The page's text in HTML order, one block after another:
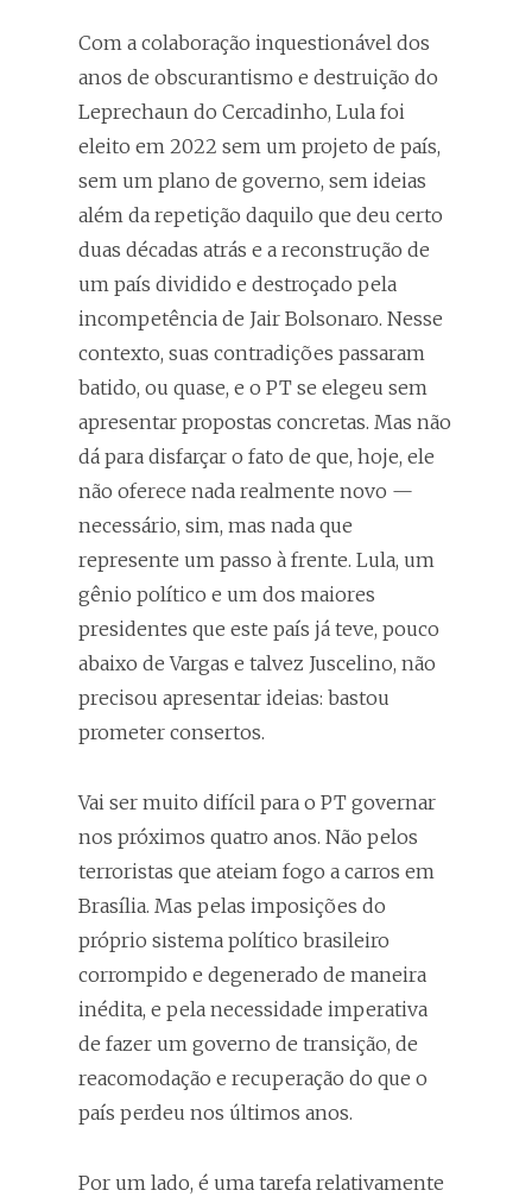
Com a colaboração inquestionável dos
anos de obscurantismo e destruição do
Leprechaun do Cercadinho, Lula foi
eleito em 2022 sem um projeto de país,
sem um plano de governo, sem ideias
além da repetição daquilo que deu certo
duas décadas atrás e a reconstrução de
um país dividido e destroçado pela
incompetência de Jair Bolsonaro. Nesse
contexto, suas contradições passaram
batido, ou quase, e o PT se elegeu sem
apresentar propostas concretas. Mas não
dá para disfarçar o fato de que, hoje, ele
não oferece nada realmente novo —
necessário, sim, mas nada que
represente um passo à frente. Lula, um
gênio político e um dos maiores
presidentes que este país já teve, pouco
abaixo de Vargas e talvez Juscelino, não
precisou apresentar ideias: bastou
prometer consertos.
Vai ser muito difícil para o PT governar
nos próximos quatro anos. Não pelos
terroristas que ateiam fogo a carros em
Brasília. Mas pelas imposições do
próprio sistema político brasileiro
corrompido e degenerado de maneira
inédita, e pela necessidade imperativa
de fazer um governo de transição, de
reacomodação e recuperação do que o
país perdeu nos últimos anos.
Por um lado, é uma tarefa relativamente